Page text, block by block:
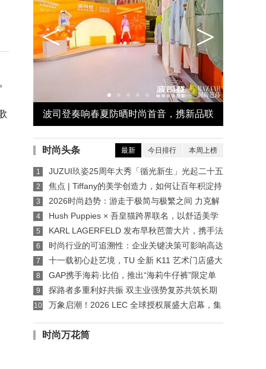
浮 波司登奏响春夏防晒时尚首音，携新品联
合《时尚芭莎》发布首份防晒新时尚手册
< >
最新 今日排行 本周上榜
时尚头条
1
JUZUI玖姿25周年大秀「循光新生」光起二十五
载，共启新生优雅
2
焦点 | Tiffany的美学创造力，如何让百年积淀持
续生长？
3
2026时尚趋势：游走于极简与极繁之间 力克解
读价值与反差并存的夏季风尚
4
Hush Puppies × 吾皇猫跨界联名，以舒适美学
碰撞国漫IP
5
KARL LAGERFELD 发布早秋芭蕾大片，携手法
国艺术团体呈献七夕“双生灵感”
6
时尚行业的可追溯性：企业关键决策可影响高达
77%的碳足迹
7
十一载初心赴艺境，TU 全新 K11 艺术门店盛大
启幕 —— 以可持续美学重构东方成衣生命力
8
​GAP携手海莉·比伯，推出“海莉牛仔裤”限定单
品系列
9
探路者多重利好共振 双主业强势复苏共筑长期
价值
10
万象启潮！2026 LEC 全球授权展盛大启幕，集
时尚万花筒